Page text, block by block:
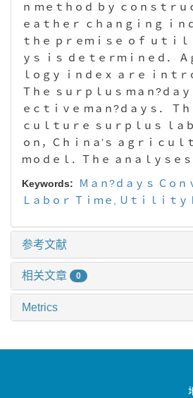
ｎ ｍｅｔｈｏｄ ｂｙ ｃｏｎｓｔｒｕ
ｅａｔｈｅｒ ｃｈａｎｇｉｎｇ ｉ
ｔｈｅ ｐｒｅｍｉｓｅ ｏｆ ｕｔｉ
ｙｓ ｉｓ ｄｅｔｅｒｍｉｎｅｄ．
ｌｏｇｙ ｉｎｄｅｘ ａｒｅ ｉｎｔ
Ｔｈｅ ｓｕｒｐｌｕｓ ｍａｎ?ｄａ
ｅｃｔｉｖｅ ｍａｎ?ｄａｙｓ． Ｔ
ｃｕｌｔｕｒｅ ｓｕｒｐｌｕｓ ｌａ
ｏｎ ， Ｃｈｉｎａ’ｓ ａｇ ｒｉｃｕｌ
ｍｏｄｅｌ．Ｔｈｅ ａｎａｌｙｓｅ
Keywords:
Ｍａｎ?ｄａｙｓ Ｃｏｎ
Ｌａｂｏｒ Ｔｉｍｅ
Ｕｔｉｌｉｔｙ
参考文献
相关文章 0
Metrics